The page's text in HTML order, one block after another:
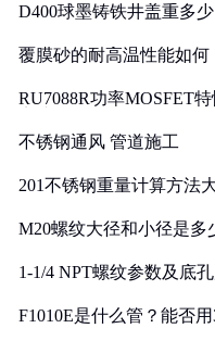
D400球墨铸铁井盖重多少
覆膜砂的耐高温性能如何
RU7088R功率MOSFET
不锈钢通风 管道施工
201不锈钢重量计算方法
M20螺纹大径和小径是多
1-1/4 NPT螺纹参数及底
F1010E是什么管？能否